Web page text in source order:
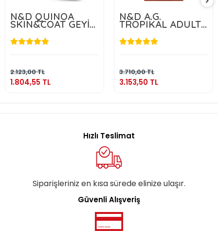
N&D QUINOA
SKIN&COAT GEYİK
2.5 KG
2.123,00 TL
1.804,55 TL
1.804,55 TL
N&D A.G.
TROPIKAL ADULT
MEDIUM & MAXI
SALMON 10 KG
3.710,00 TL
3.153,50 TL
3.153,50 TL
Hızlı Teslimat
Siparişleriniz en kısa sürede elinize ulaşır.
Güvenli Alışveriş